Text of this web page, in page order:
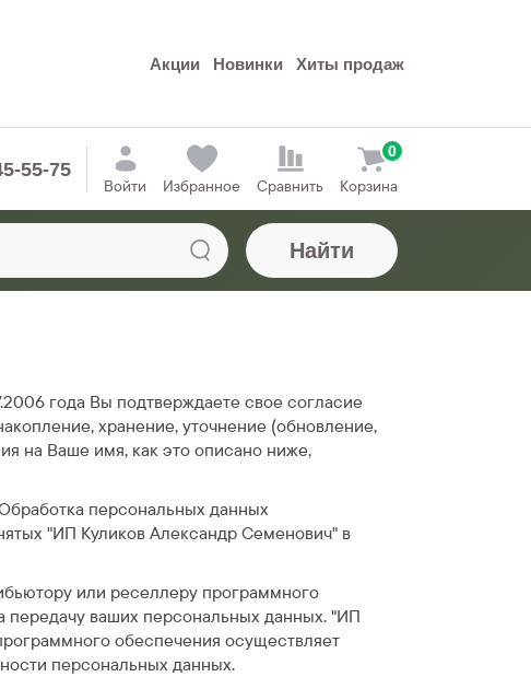
Акции Новинки Хиты продаж
55-75
Войти Избранное Сравнить Корзина
0
Найти
года Вы подтверждаете свое согласие
хранение, уточнение (обновление,
на Ваше имя, как это описано ниже,
персональных данных
"ИП Куликов Александр Семенович" в
или реселлеру программного
передачу ваших персональных данных. "ИП
обеспечения осуществляет
персональных данных.